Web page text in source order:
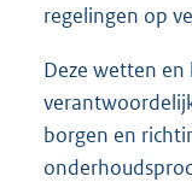
regelingen op
Deze wetten
borgen en